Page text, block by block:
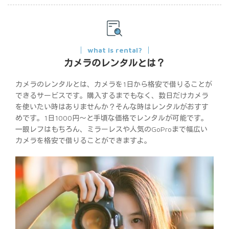
what is rental?
カメラのレンタルとは？
カメラのレンタルとは、カメラを1日から格安で借りることが
できるサービスです。購入するまでもなく、数日だけカメラ
を使いたい時はありませんか？そんな時はレンタルがおすす
めです。1日1000円〜と手頃な価格でレンタルが可能です。
一眼レフはもちろん、ミラーレスや人気のGoProまで幅広い
カメラを格安で借りることができますよ。